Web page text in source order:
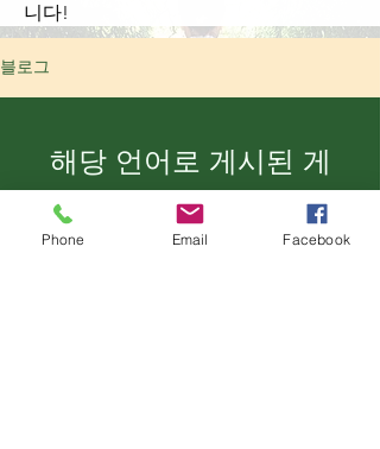
니다!
블로그
해당 언어로 게시된 게
시물이 없습니다.
게시물이 게시되면 여기에 표시됩니
Phone Email Facebook